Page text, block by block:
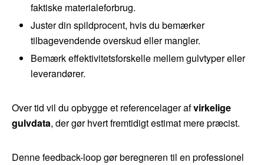
faktiske materialeforbrug.
Juster din spildprocent, hvis du bemærker
tilbagevendende overskud eller mangler.
Bemærk effektivitetsforskelle mellem gulvtyper eller
leverandører.
Over tid vil du opbygge et referencelager afvirkelige
gulvdata, der gør hvert fremtidigt estimat mere præcist.
Denne feedback-loop gør beregneren til en professionel